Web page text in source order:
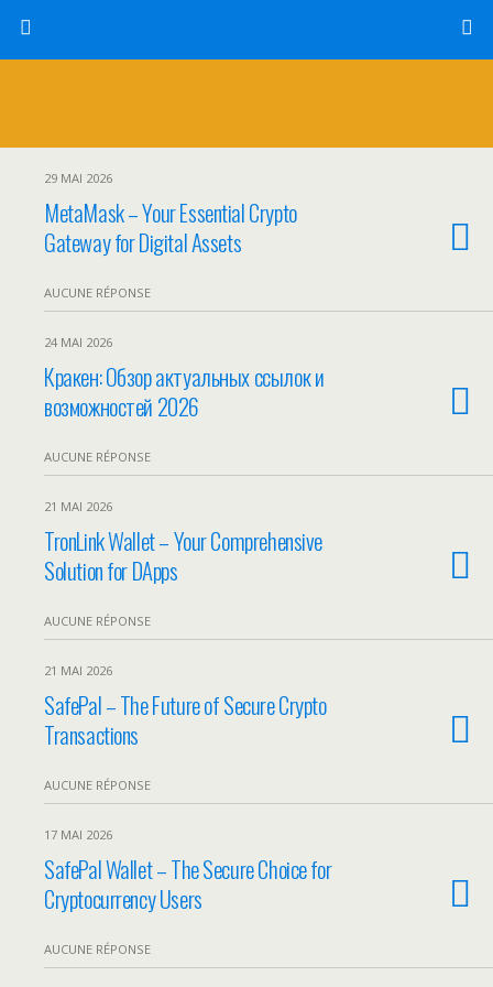
29 MAI 2026
MetaMask – Your Essential Crypto
Gateway for Digital Assets
AUCUNE RÉPONSE
24 MAI 2026
Кракен: Обзор актуальных ссылок и
возможностей 2026
AUCUNE RÉPONSE
21 MAI 2026
TronLink Wallet – Your Comprehensive
Solution for DApps
AUCUNE RÉPONSE
21 MAI 2026
SafePal – The Future of Secure Crypto
Transactions
AUCUNE RÉPONSE
17 MAI 2026
SafePal Wallet – The Secure Choice for
Cryptocurrency Users
AUCUNE RÉPONSE